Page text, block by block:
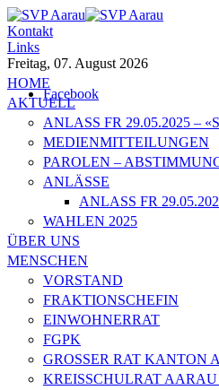
Kontakt
Links
Freitag, 07. August 2026
Facebook
HOME
AKTUELL
ANLASS FR 29.05.2025 –
MEDIENMITTEILUNGEN
PAROLEN –
ANLÄSSE
ANLASS FR
WAHLEN 2025
ÜBER UNS
MENSCHEN
VORSTAND
FRAKTIONSCHEFIN
EINWOHNERRAT
FGPK
GROSSER RAT KANTON
KREISSCHULRAT AARAU